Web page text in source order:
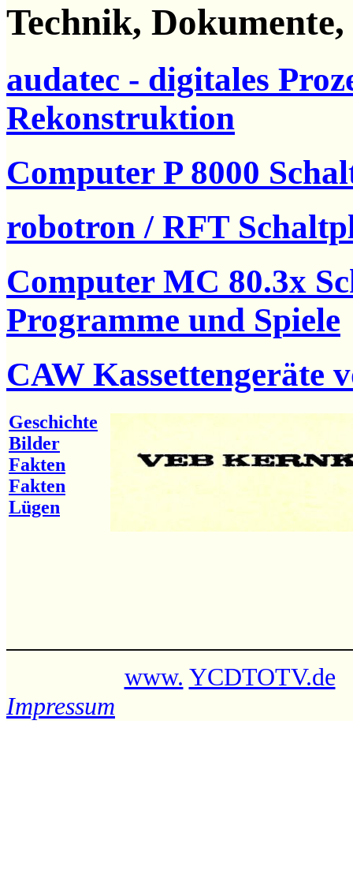
Technik, Dokumente,
audatec - digitales
Rekonstruktion
Computer P 8000
robotron / RFT
Computer MC 80.3x
Programme und Spiele
CAW Kassettengeräte
Geschichte
Bilder
Fakten
Fakten
Lügen
www. YCDTOTV.de
Impressum